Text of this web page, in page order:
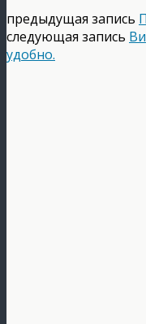
предыдущая запись
следующая запись
удобно.